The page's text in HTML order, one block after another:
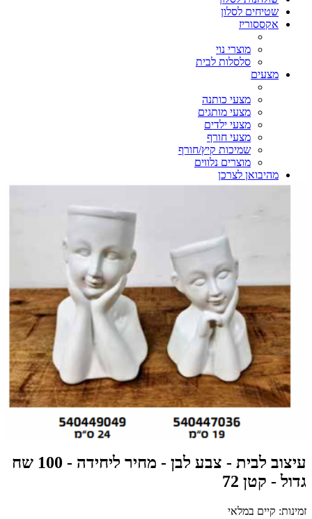
שטיחים לסלון
אקססוריז
מוצרי נוי
סלסלות לבית
מצעים
מצעי כותנה
מצעי מותגים
מצעי ילדים
מצעי חורף
שמיכות קיץ/חורף
מוצרים נלווים
מהיבואן לצרכן
עיצוב לבית - צבע לבן - מחיר ליחידה - 100 שח
גדול - קטן 72
זמינות: קיים במלאי